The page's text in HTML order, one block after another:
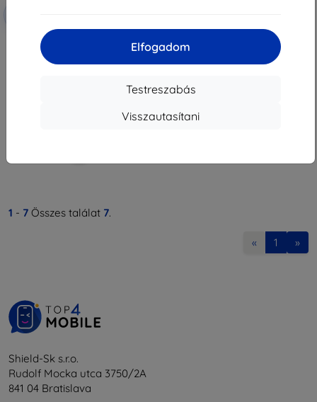
Elfogadom
Testreszabás
Visszautasítani
3MK FlexibleGlass Realme Narzo
50 Pro 5G hibrid üveg
4 090 Ft
1 - 7 Összes találat 7.
« 1 »
Shield-Sk s.r.o.
Rudolf Mocka utca 3750/2A
841 04 Bratislava